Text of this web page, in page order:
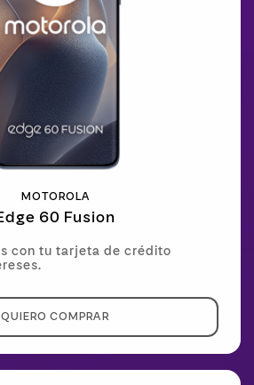
MOTOROLA
60 Fusion
con tu tarjeta de crédito
QUIERO COMPRAR